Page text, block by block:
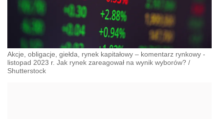
Akcje, obligacje, giełda, rynek kapitałowy – komentarz rynkowy -
listopad 2023 r. Jak rynek zareagował na wynik wyborów? /
Shutterstock